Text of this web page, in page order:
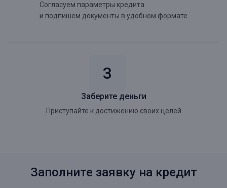
Согласуем параметры кредита
и подпишем документы в удобном формате
Заберите деньги
Приступайте к достижению своих целей
Заполните заявку на кредит